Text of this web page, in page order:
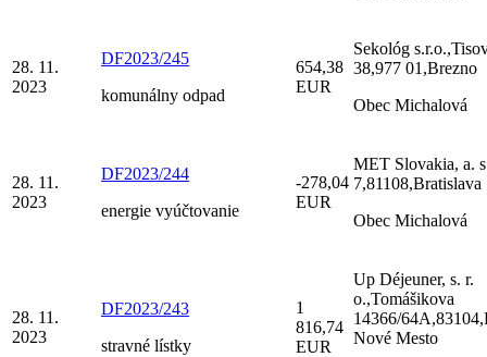
28. 11.
2023
DF2023/245
komunálny odpad
654,38
EUR
Sekológ
38,977 01,Brezno
Obec Michalová
28. 11.
2023
DF2023/244
energie vyúčtovanie
-278,04
EUR
MET Slovakia, a.
7,81108,Bratislava
Obec Michalová
28. 11.
2023
DF2023/243
stravné lístky
1
816,74
EUR
Up Déjeuner, s. r.
o.,Tomášikova
14366/
Nové Mesto